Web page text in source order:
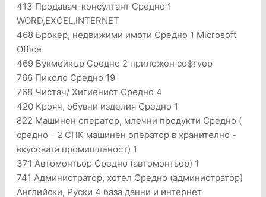
413 Продавач-консултант Средно 1
WORD,EXCEL,INTERNET
468 Брокер, недвижими имоти Средно 1 Microsoft
Office
469 Букмейкър Средно 2 приложен софтуер
766 Пиколо Средно 19
768 Чистач/ Хигиенист Средно 4
420 Крояч, обувни изделия Средно 1
822 Машинен оператор, млечни продукти Средно (
средно - 2 СПК машинен оператор в хранително -
вкусовата промишленост) 1
371 Автомонтьор Средно (автомонтьор) 1
741 Администратор, хотел Средно (администратор)
Английски, Руски 4 база данни и интернет